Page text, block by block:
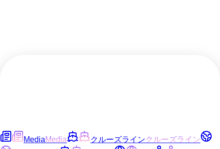
MediaMedia クルーズラインクルーズライン